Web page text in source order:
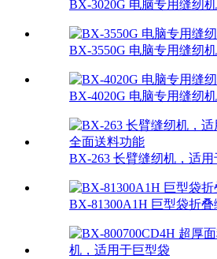
BX-3020G 电脑专用缝纫机
BX-3550G 电脑专用缝纫机
BX-4020G 电脑专用缝纫机
BX-263 长臂缝纫机，适
BX-81300A1H 巨型袋折